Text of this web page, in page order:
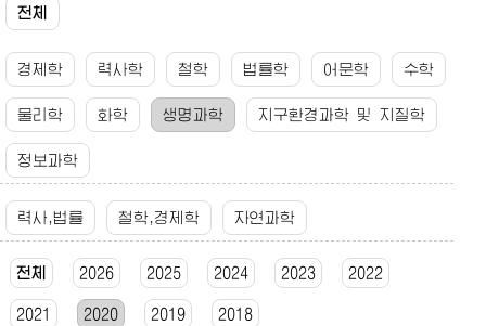
전체
경제학 력사학 철학 법률학 어문학 수학
물리학 화학 생명과학 지구환경과학 및 지질학
정보과학
력사,법률 철학,경제학 자연과학
전체 2026 2025 2024 2023 2022
2021 2020 2019 2018